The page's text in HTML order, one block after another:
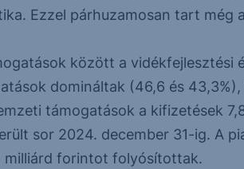
Ezzel párhuzamosan tart még
között a vidékfejlesztési
domináltak (46,6 és
támogatások a kifizetések
sor 2024. december 31-ig. A
milliárd forintot folyósítottak.